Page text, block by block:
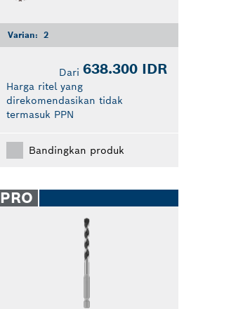
Varian: 2
Dari 638.300 IDR
Harga ritel yang
direkomendasikan tidak
termasuk PPN
Bandingkan produk
PRO